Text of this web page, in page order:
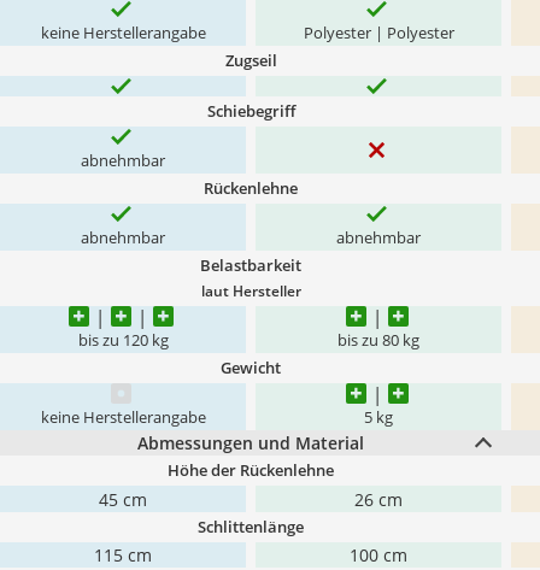
keine Herstellerangabe Polyester | Polyester
Zugseil
Schiebegriff
abnehmbar
Rückenlehne
abnehmbar abnehmbar
Belastbarkeit
laut Hersteller
bis zu 120 kg bis zu 80 kg
Gewicht
keine Herstellerangabe 5 kg
Abmessungen und Material
Höhe der Rückenlehne
45 cm 26 cm
Schlittenlänge
115 cm 100 cm